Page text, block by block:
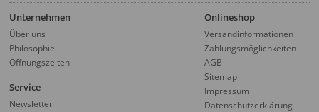
Unternehmen
Über uns
Philosophie
Öffnungszeiten
Onlineshop
Versandinformationen
Zahlungsmöglichkeiten
AGB
Sitemap
Impressum
Datenschutzerklärung
Service
Newsletter